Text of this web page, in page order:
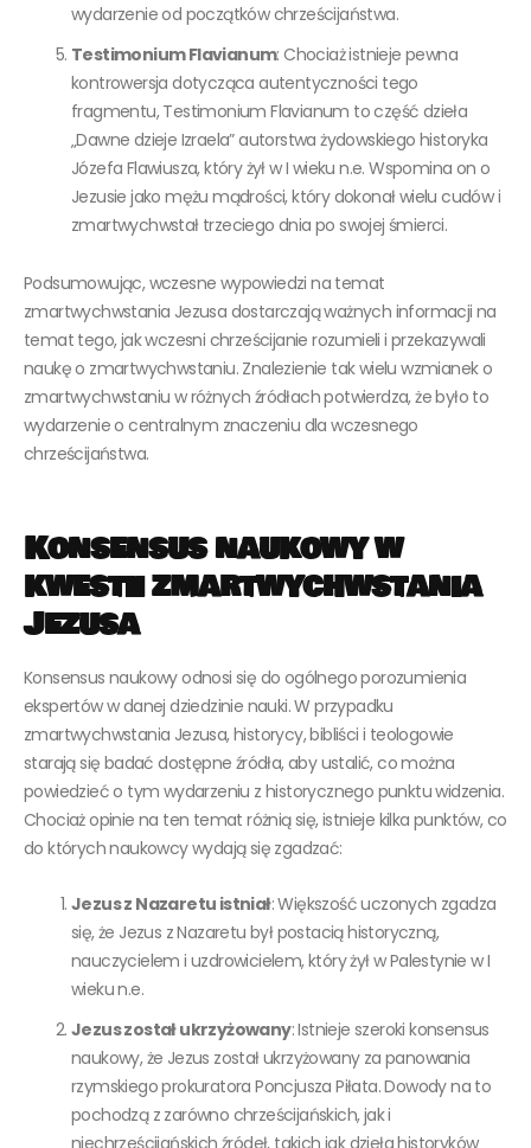
wydarzenie od początków chrześcijaństwa.
Testimonium Flavianum: Chociaż istnieje pewna
kontrowersja dotycząca autentyczności tego
fragmentu, Testimonium Flavianum to część dzieła
„Dawne dzieje Izraela” autorstwa żydowskiego historyka
Józefa Flawiusza, który żył w I wieku n.e. Wspomina on o
Jezusie jako mężu mądrości, który dokonał wielu cudów i
zmartwychwstał trzeciego dnia po swojej śmierci.
Podsumowując, wczesne wypowiedzi na temat
zmartwychwstania Jezusa dostarczają ważnych informacji na
temat tego, jak wczesni chrześcijanie rozumieli i przekazywali
naukę o zmartwychwstaniu. Znalezienie tak wielu wzmianek o
zmartwychwstaniu w różnych źródłach potwierdza, że było to
wydarzenie o centralnym znaczeniu dla wczesnego
chrześcijaństwa.
Konsensus naukowy w
kwestii zmartwychwstania
Jezusa
Konsensus naukowy odnosi się do ogólnego porozumienia
ekspertów w danej dziedzinie nauki. W przypadku
zmartwychwstania Jezusa, historycy, bibliści i teologowie
starają się badać dostępne źródła, aby ustalić, co można
powiedzieć o tym wydarzeniu z historycznego punktu widzenia.
Chociaż opinie na ten temat różnią się, istnieje kilka punktów, co
do których naukowcy wydają się zgadzać:
Jezus z Nazaretu istniał: Większość uczonych zgadza
się, że Jezus z Nazaretu był postacią historyczną,
nauczycielem i uzdrowicielem, który żył w Palestynie w I
wieku n.e.
Jezus został ukrzyżowany: Istnieje szeroki konsensus
naukowy, że Jezus został ukrzyżowany za panowania
rzymskiego prokuratora Poncjusza Piłata. Dowody na to
pochodzą z zarówno chrześcijańskich, jak i
niechrześcijańskich źródeł, takich jak dzieła historyków